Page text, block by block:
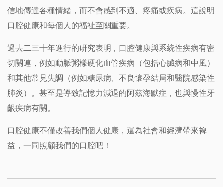
信地傳達各種情緒，而不會感到不適、疼痛或疾病。這說明
口腔健康和每個人的福祉至關重要。
過去二三十年進行的研究表明，口腔健康與系統性疾病有密
切關連，例如動脈粥樣硬化血管疾病（包括心臟病和中風）
和其他常見失調（例如糖尿病、不良懷孕結局和醫院感染性
肺炎）。甚至是導致記憶力減退的阿茲海默症，也與慢性牙
齦疾病有關。
口腔健康不僅改善我們個人健康，還為社會和經濟帶來裨
益，一同照顧我們的口腔吧！